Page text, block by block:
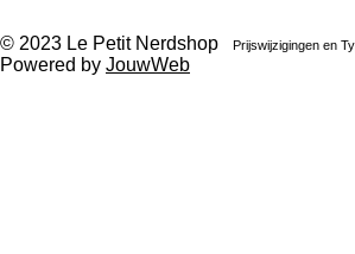
© 2023 Le Petit Nerdshop Prijswijzigingen en
Powered by JouwWeb